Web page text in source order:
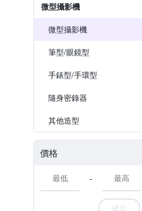
微型攝影機
微型攝影機
筆型/眼鏡型
手錶型/手環型
隨身密錄器
其他造型
價格
-
確定